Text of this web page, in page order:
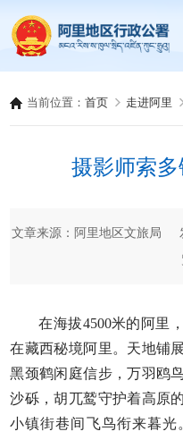
当前位置：首页 走进阿里
摄影师索
文章来源：阿里地区文旅局
在海拔4500米的阿里
在藏西秘境阿里。天地铺
黑颈鹤闲庭信步，万羽鸥
沙砾，胡兀鹫守护着高原
小镇街巷间飞鸟衔来暮